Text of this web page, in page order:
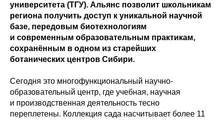
университета (ТГУ). Альянс позволит школьникам
региона получить доступ к уникальной научной
базе, передовым биотехнологиям
и современным образовательным практикам,
сохранённым в одном из старейших
ботанических центров Сибири.
Сегодня это многофункциональный научно-
образовательный центр, где учебная, научная
и производственная деятельность тесно
переплетены. Коллекция сада насчитывает более 11